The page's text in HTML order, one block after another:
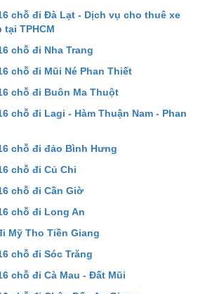
chỗ đi Đà Lạt - Dịch vụ cho thuê xe
TPHCM
chỗ đi Nha Trang
chỗ đi Mũi Né Phan Thiết
chỗ đi Buôn Ma Thuột
chỗ đi Lagi - Hàm Thuận Nam - Phan
chỗ đi đảo Bình Hưng
chỗ đi Củ Chi
chỗ đi Cần Giờ
chỗ đi Long An
Mỹ Tho Tiền Giang
chỗ đi Sóc Trăng
chỗ đi Cà Mau - Đất Mũi